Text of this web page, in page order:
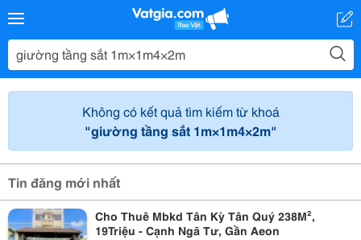
Không có kết quả tìm kiếm từ khoá
"giường tầng sắt 1m×1m4×2m"
Tin đăng mới nhất
Cho Thuê Mbkd Tân Kỳ Tân Quý 238M²,
19Triệu - Cạnh Ngã Tư, Gần Aeon